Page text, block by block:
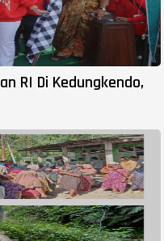
RI Di Kedungkendo,